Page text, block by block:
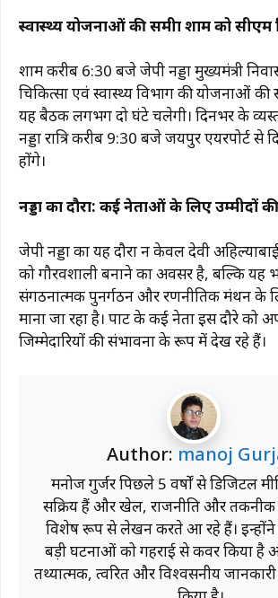
स्वास्थ्य योजनाओं की समीक्षा शाम को
शाम करीब 6:30 बजे जेपी नड्डा मुख्यमंत्री
चिकित्सा एवं स्वास्थ्य विभाग की योजनाओं की
यह बैठक लगभग दो घंटे चलेगी। दिनभर के व्यस्त
नड्डा रात्रि करीब 9:30 बजे जयपुर एयरपोर्ट से
होंगे।
नड्डा का दौरा: कई नेताओं के लिए उम्मीदों
जेपी नड्डा का यह दौरा न केवल देवी
को गौरवशाली बनाने का अवसर है, बल्कि यह
संगठनात्मक पुनर्गठन और रणनीतिक मंथन के
माना जा रहा है। पार्टी के कई नेता इस दौरे को
जिम्मेदारियों की संभावना के रूप में देख रहे हैं।
Author: manoj
मनोज गुर्जर पिछले 5 वर्षों से डिजिटल
सक्रिय हैं और खेल, राजनीति और तकनीक
विशेष रूप से लेखन करते आ रहे हैं। इन्होंने
बड़ी घटनाओं को गहराई से कवर किया है
तथ्यात्मक, त्वरित और विश्वसनीय